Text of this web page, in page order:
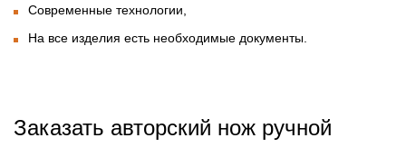
Современные технологии,
На все изделия есть необходимые документы.
Заказать авторский нож ручной